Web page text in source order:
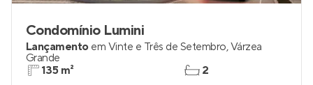
Condomínio Lumini
Lançamento em Vinte e Três de Setembro,Várzea
Grande
135 m²
2